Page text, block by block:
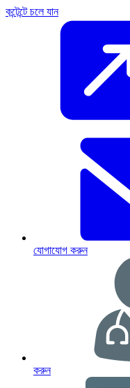
কন্টেন্টে চলে যান
যোগাযোগ করুন
করুন